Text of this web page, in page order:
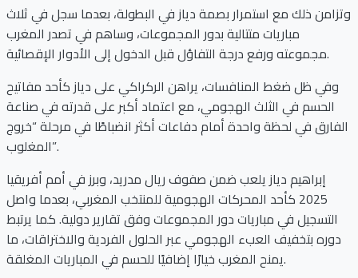
وتزامن ذلك مع استمرار بصمة دياز في البطولة، بعدما سجل في ثلاث
مباريات متتالية بدور المجموعات، وساهم في تصدر المغرب
مجموعته ورفع درجة التفاؤل قبل الدخول إلى الأدوار الإقصائية.
وفي ظل ضغط المنافسات، يراهن الركراكي على دياز كأحد مفاتيح
الحسم في الثلث الهجومي، مع اعتماد أكبر على قدرته في صناعة
الفارق في لحظة واحدة أمام دفاعات أكثر انضباطًا في مرحلة “خروج
المغلوب”.
إبراهيم دياز يلعب ضمن صفوف ريال مدريد، وبرز في أمم أفريقيا
2025 كأحد المحركات الهجومية للمنتخب المغربي، بعدما واصل
التسجيل في مباريات دور المجموعات وفق تقارير دولية. كما يرتبط
دوره بتخفيف العبء الهجومي عبر الحلول الفردية والاختراقات، ما
يمنح المغرب خيارًا إضافيًا للحسم في المباريات المغلقة.